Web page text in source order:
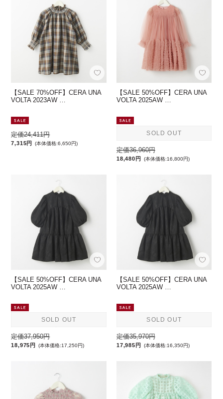
【SALE 70%OFF】CERA UNA
VOLTA 2023AW …
定価24,411円
7,315円 (本体価格:6,650円)
【SALE 50%OFF】CERA UNA
VOLTA 2025AW …
SOLD OUT
定価36,960円
18,480円 (本体価格:16,800円)
【SALE 50%OFF】CERA UNA
VOLTA 2025AW …
SOLD OUT
定価37,950円
18,975円 (本体価格:17,250円)
【SALE 50%OFF】CERA UNA
VOLTA 2025AW …
SOLD OUT
定価35,970円
17,985円 (本体価格:16,350円)